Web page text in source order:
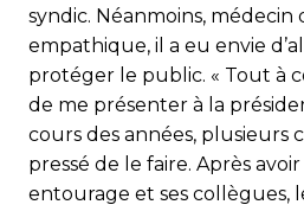
syndic. Néanmoins, médecin
empathique, il a eu envie
protéger le public. « Tout à
de me présenter à la
cours des années, plusieurs
pressé de le faire. Après
entourage et ses collègues,